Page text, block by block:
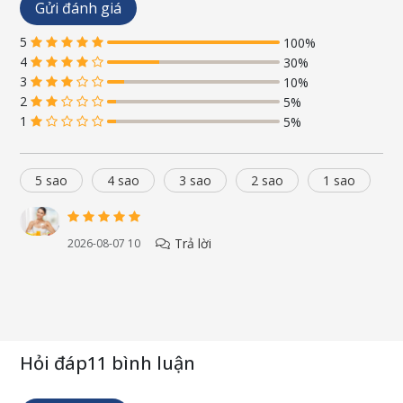
Công dụng
Vẹm xanh (Perna channeliculus) chứa tỷ lệ
Gửi đánh giá
5
100%
4
30%
3
10%
2
5%
1
5%
5 sao 4 sao 3 sao 2 sao 1 sao
2026-08-07 10 Trả lời
Hỏi đáp11 bình luận